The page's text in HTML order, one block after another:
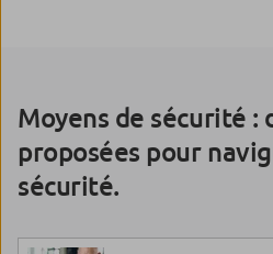
Découvrir tout sur les
Moyens de sécurité :
proposées pour
sécurité.